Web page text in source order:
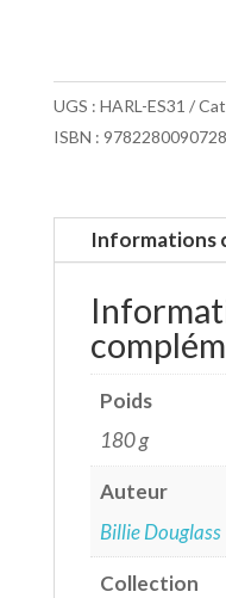
UGS : HARL-ES31
ISBN : 9782280090728
Informations
Poids
180 g
Auteur
Billie Douglass
Collection